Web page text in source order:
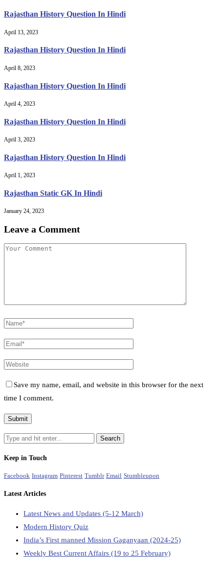
Rajasthan History Question In Hindi
April 13, 2023
Rajasthan History Question In Hindi
April 8, 2023
Rajasthan History Question In Hindi
April 4, 2023
Rajasthan History Question In Hindi
April 3, 2023
Rajasthan History Question In Hindi
April 1, 2023
Rajasthan Static GK In Hindi
January 24, 2023
Leave a Comment
Save my name, email, and website in this browser for the next
time I comment.
Keep in Touch
Facebook Instagram Pinterest Tumblr Email Stumbleupon
Latest Articles
Latest News and Updates (5-12 March)
Modern History Quiz
India’s First manned Mission Gaganyaan (2024-25)
Weekly Best Current Affairs (19 to 25 February)